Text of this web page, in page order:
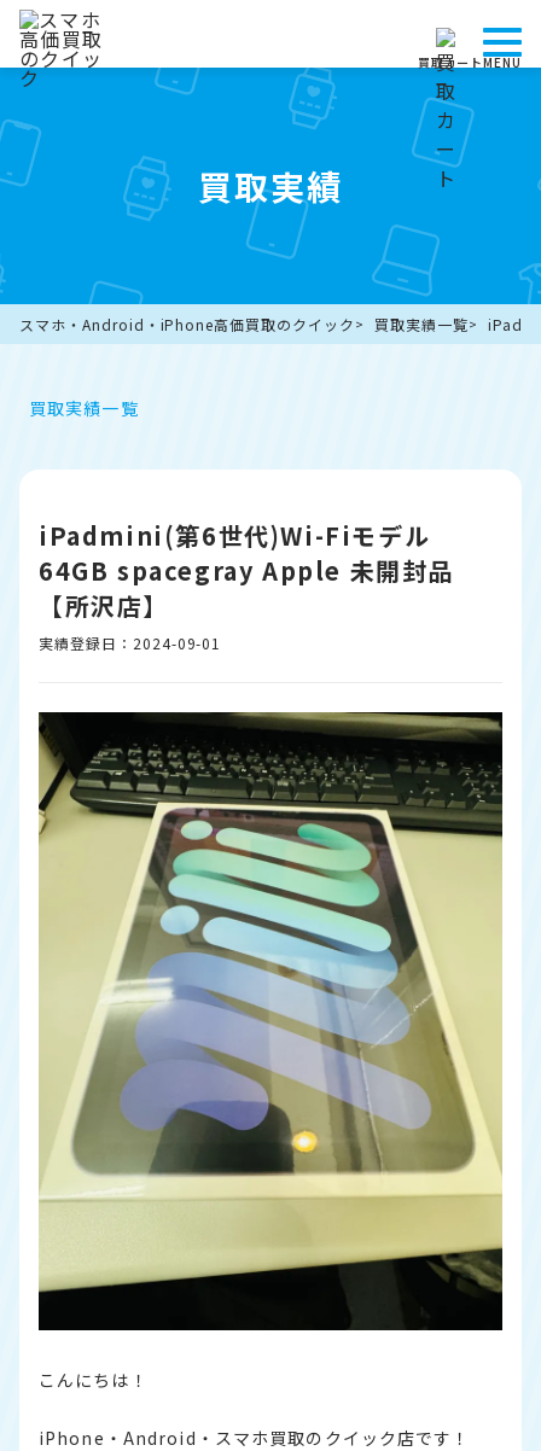
買取カートMENU
買取実績
スマホ・Android・iPhone高価買取のクイック 買取実績一覧
買取実績一覧
iPadmini(第6世代)Wi-Fiモデル
64GB spacegray Apple 未開封品
【所沢店】
実績登録日：2024-09-01
こんにちは！
iPhone・Android・スマホ買取のクイック店です！